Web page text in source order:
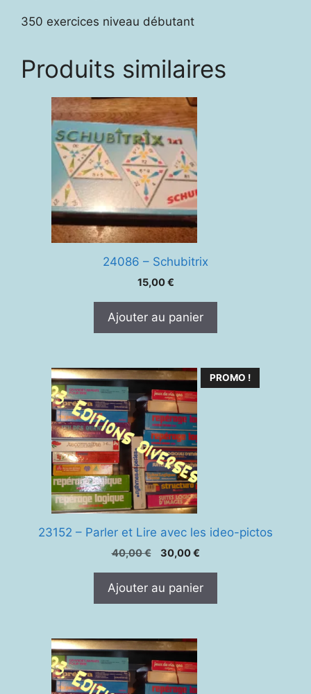
350 exercices niveau débutant
Produits similaires
24086 – Schubitrix
15,00€
Ajouter au panier
PROMO !
23152 – Parler et Lire avec les ideo-pictos
40,00€
Le
était :
30,00€Le
est :
Ajouter au panier